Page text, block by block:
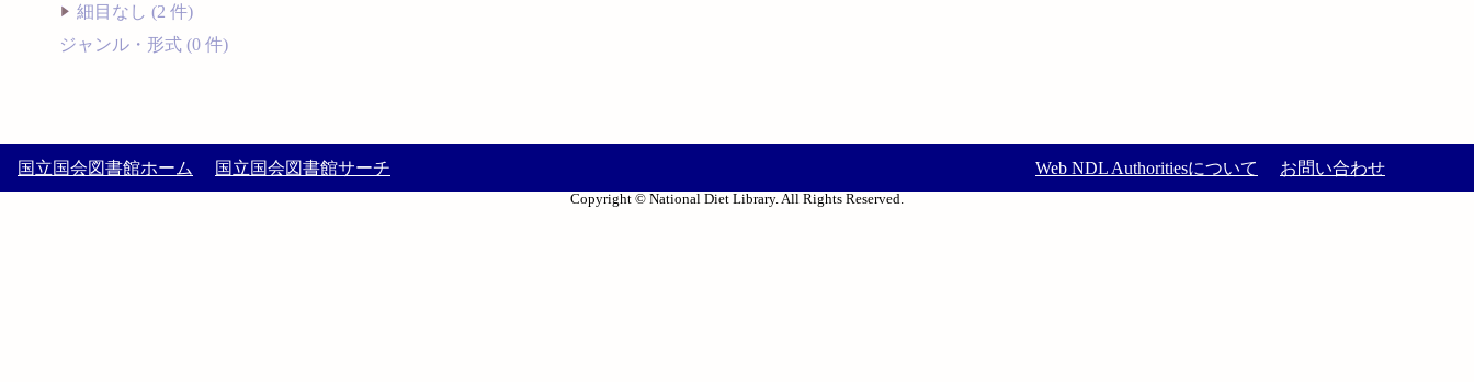
細目なし (2 件)
ジャンル・形式 (0 件)
国立国会図書館ホーム 国立国会図書館サーチ Web NDL Authoritiesについて お問い合わせ
Copyright © National Diet Library. All Rights Reserved.